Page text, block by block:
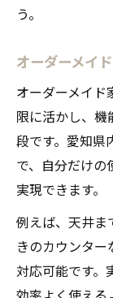
う。
オーダーメイ
オーダーメイド
限に活かし、
段です。愛知県
で、自分だけの
実現できます。
例えば、天井ま
きのカウンタ
対応可能です。